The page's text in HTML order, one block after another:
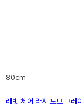
80cm
래빗 체어 라지 도브 그레이